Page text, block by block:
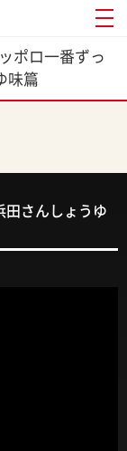
ポロ一番ずっ
味篇
田さんしょうゆ